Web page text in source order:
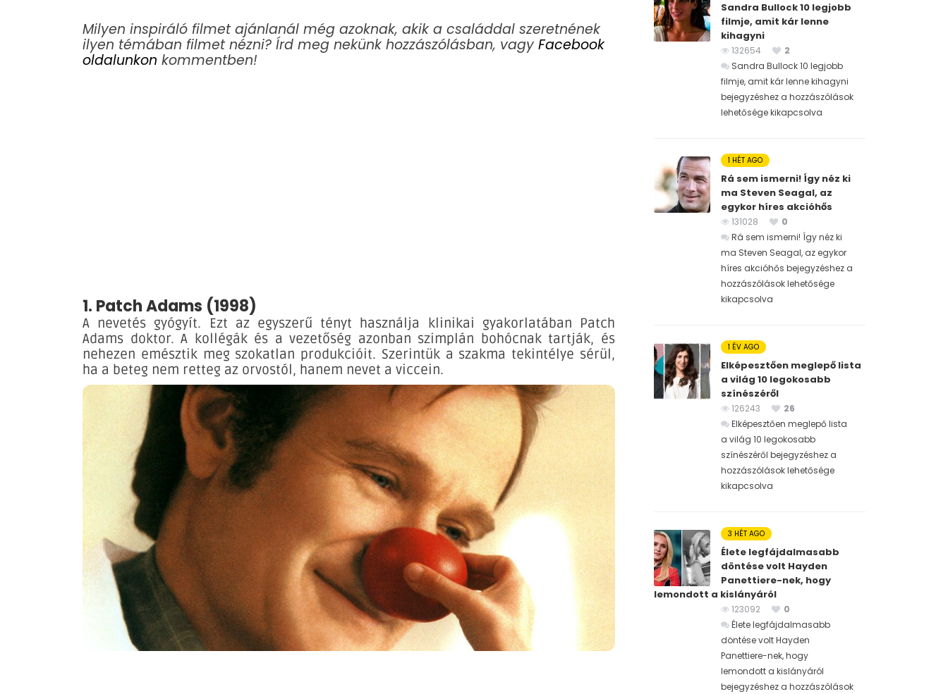
Milyen inspiráló filmet ajánlanál még azoknak, akik a családdal szeretnének
ilyen témában filmet nézni? Írd meg nekünk hozzászólásban, vagy Facebook
oldalunkon kommentben!
1. Patch Adams (1998)
A nevetés gyógyít. Ezt az egyszerű tényt használja klinikai gyakorlatában Patch
Adams doktor. A kollégák és a vezetőség azonban szimplán bohócnak tartják, és
nehezen emésztik meg szokatlan produkcióit. Szerintük a szakma tekintélye sérül,
ha a beteg nem retteg az orvostól, hanem nevet a viccein.
Sandra Bullock 10 legjobb
filmje, amit kár lenne
kihagyni
132654
2
Sandra Bullock 10 legjobb
filmje, amit kár lenne kihagyni
bejegyzéshez a hozzászólások
lehetősége kikapcsolva
1 HÉT AGO
Rá sem ismerni! Így néz ki
ma Steven Seagal, az
egykor híres akcióhős
131028
0
Rá sem ismerni! Így néz ki
ma Steven Seagal, az egykor
híres akcióhős bejegyzéshez a
hozzászólások lehetősége
kikapcsolva
1 ÉV AGO
Elképesztően meglepő lista
a világ 10 legokosabb
színészéről
126243
26
Elképesztően meglepő lista
a világ 10 legokosabb
színészéről bejegyzéshez a
hozzászólások lehetősége
kikapcsolva
3 HÉT AGO
Élete legfájdalmasabb
döntése volt Hayden
Panettiere-nek, hogy
lemondott a kislányáról
123092
0
Élete legfájdalmasabb
döntése volt Hayden
Panettiere-nek, hogy
lemondott a kislányáról
bejegyzéshez a hozzászólások